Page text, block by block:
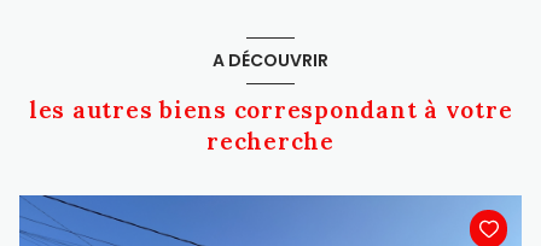
A DÉCOUVRIR
les autres biens correspondant à votre
recherche